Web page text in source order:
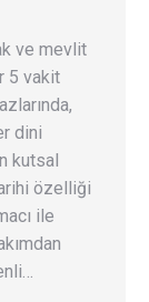
ve mevlit
5 vakit
dini
kutsal
özelliği
ile